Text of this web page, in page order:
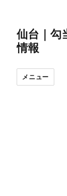
仙台｜勾
情報
メニュー